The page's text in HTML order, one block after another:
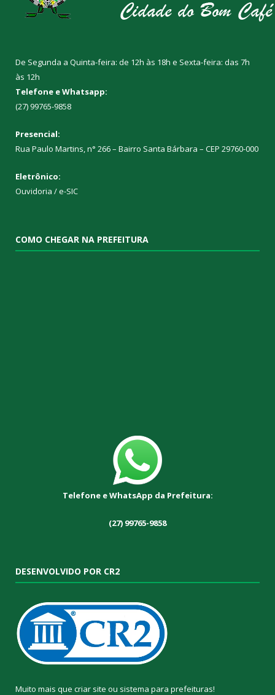
De Segunda a Quinta-feira: de 12h às 18h e Sexta-feira: das 7h
às 12h
Telefone e Whatsapp:
(27) 99765-9858
Presencial:
Rua Paulo Martins, n° 266 – Bairro Santa Bárbara – CEP 29760-000
Eletrônico:
Ouvidoria /e-SIC
COMO CHEGAR NA PREFEITURA
Telefone e WhatsApp da Prefeitura:
(27) 99765-9858
DESENVOLVIDO POR CR2
Muito mais que criar site ou sistema para prefeituras!